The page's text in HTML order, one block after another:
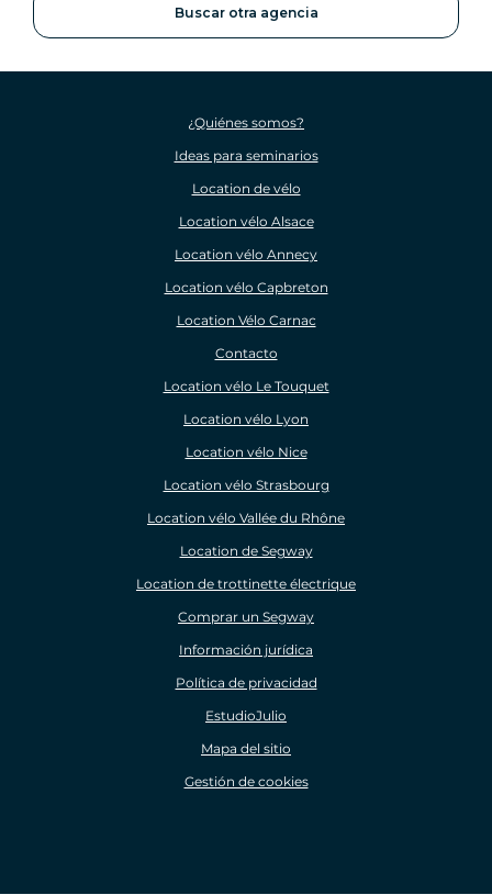
Buscar otra agencia
¿Quiénes somos?
Ideas para seminarios
Location de vélo
Location vélo Alsace
Location vélo Annecy
Location vélo Capbreton
Location Vélo Carnac
Contacto
Location vélo Le Touquet
Location vélo Lyon
Location vélo Nice
Location vélo Strasbourg
Location vélo Vallée du Rhône
Location de Segway
Location de trottinette électrique
Comprar un Segway
Información jurídica
Política de privacidad
EstudioJulio
Mapa del sitio
Gestión de cookies